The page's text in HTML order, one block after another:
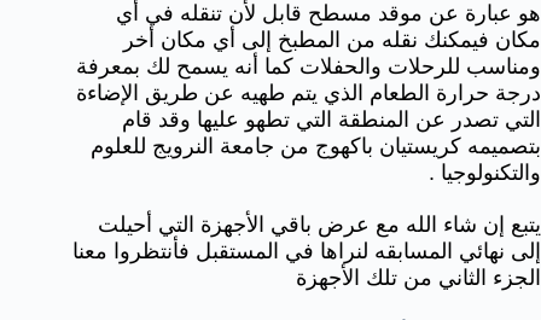
هو عبارة عن موقد مسطح قابل لأن تنقله في أي
مكان فيمكنك نقله من المطبخ إلى أي مكان أخر
ومناسب للرحلات والحفلات كما أنه يسمح لك بمعرفة
درجة حرارة الطعام الذي يتم طهيه عن طريق الإضاءة
التي تصدر عن المنطقة التي تطهو عليها وقد قام
بتصميمه كريستيان باكهوج من جامعة النرويج للعلوم
والتكنولوجيا .
يتبع إن شاء الله مع عرض باقي الأجهزة التي أحيلت
إلى نهائي المسابقه لنراها في المستقبل فأنتظروا معنا
الجزء الثاني من تلك الأجهزة